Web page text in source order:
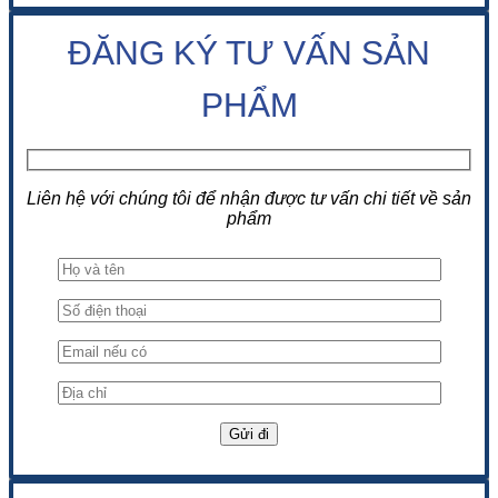
ĐĂNG KÝ TƯ VẤN SẢN
PHẨM
Liên hệ với chúng tôi để nhận được tư vấn chi tiết về sản
phẩm